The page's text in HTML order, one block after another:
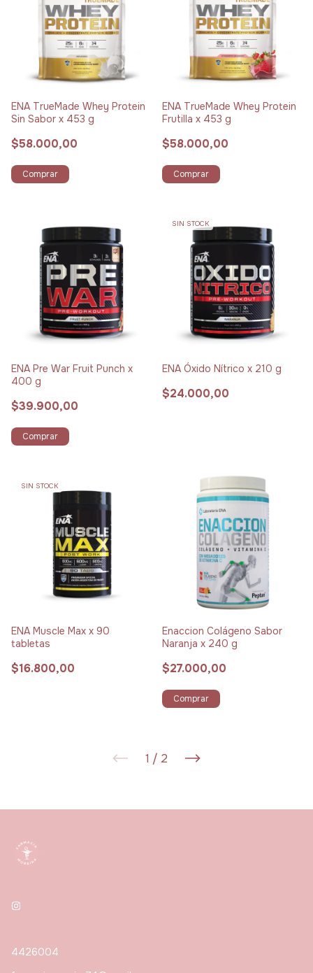
ENA TrueMade Whey Protein
Sin Sabor x 453 g
$58.000,00
Comprar
ENA TrueMade Whey Protein
Frutilla x 453 g
$58.000,00
Comprar
ENA Pre War Fruit Punch x
400 g
$39.900,00
Comprar
SIN STOCK
ENA Óxido Nítrico x 210 g
$24.000,00
SIN STOCK
ENA Muscle Max x 90
tabletas
$16.800,00
Enaccion Colágeno Sabor
Naranja x 240 g
$27.000,00
Comprar
1 / 2
4426004